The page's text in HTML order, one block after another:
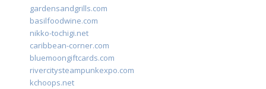
gardensandgrills.com
basilfoodwine.com
nikko-tochigi.net
caribbean-corner.com
bluemoongiftcards.com
rivercitysteampunkexpo.com
kchoops.net